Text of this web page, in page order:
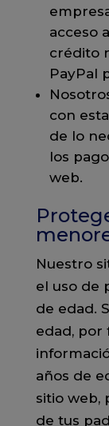
acceso
crédito
PayPal
con
de lo
los
web.
Nuestro
el uso de
de edad.
edad, por
años de
sitio web,
de tus